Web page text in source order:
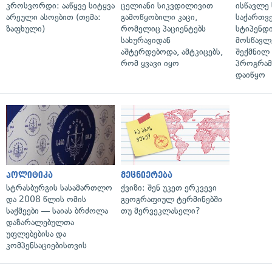
კროსვორდი: ააწყვე სიტყვა
არეული ასოებით (თემა:
ზაფხული)
ცელიანი სიკვდილივით
გამოწყობილი კაცი,
რომელიც პაციენტებს
სახურავიდან
აშტერდებოდა, ამტკიცებს,
რომ ყვავი იყო
ისწავლე
დაიწყო
პოლიტიკა
სტრასბურგის სასამართლო
და 2008 წლის ომის
საქმეები — საიას ბრძოლა
დაზარალებულთა
უფლებებისა და
კომპენსაციებისთვის
მეცნიერება
ქვიზი: შენ უკეთ ერკვევი
გეოგრაფიულ ტერმინებში
თუ მერვეკლასელი?